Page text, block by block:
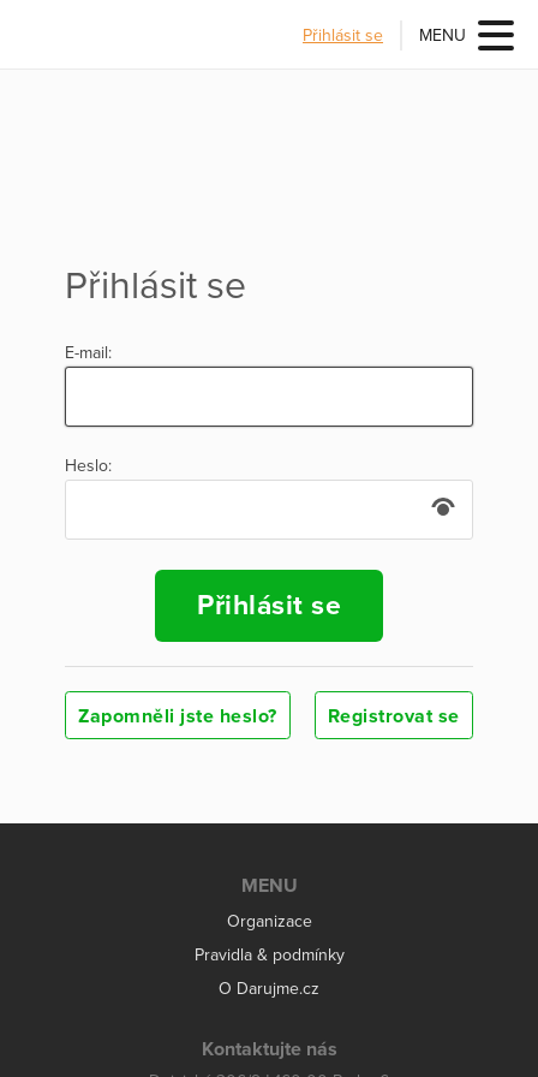
Přihlásit se MENU
Přihlásit se
E-mail:
Heslo:
Přihlásit se
Zapomněli jste heslo? Registrovat se
MENU
Organizace
Pravidla & podmínky
O Darujme.cz
Kontaktujte nás